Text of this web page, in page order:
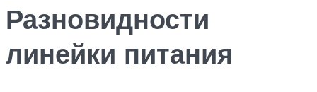
Разновидности
линейки питания